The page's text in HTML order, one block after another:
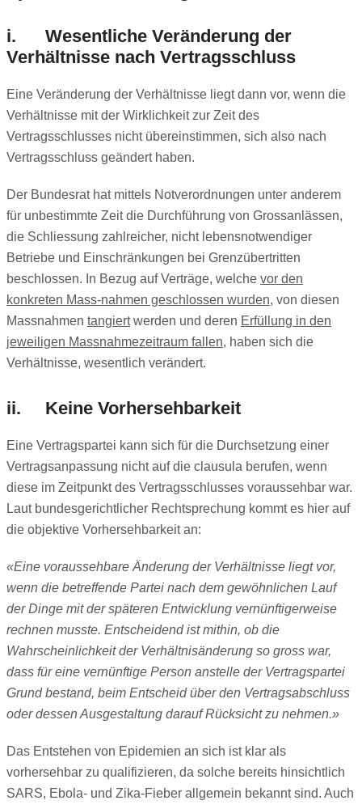
i. Wesentliche Veränderung der
Verhältnisse nach Vertragsschluss
Eine Veränderung der Verhältnisse liegt dann vor, wenn die
Verhältnisse mit der Wirklichkeit zur Zeit des
Vertragsschlusses nicht übereinstimmen, sich also nach
Vertragsschluss geändert haben.
Der Bundesrat hat mittels Notverordnungen unter anderem
für unbestimmte Zeit die Durchführung von Grossanlässen,
die Schliessung zahlreicher, nicht lebensnotwendiger
Betriebe und Einschränkungen bei Grenzübertritten
beschlossen. In Bezug auf Verträge, welche vor den
konkreten Mass-nahmen geschlossen wurden, von diesen
Massnahmen tangiertwerden und deren Erfüllung in den
jeweiligen Massnahmezeitraum fallen, haben sich die
Verhältnisse, wesentlich verändert.
ii. Keine Vorhersehbarkeit
Eine Vertragspartei kann sich für die Durchsetzung einer
Vertragsanpassung nicht auf die clausula berufen, wenn
diese im Zeitpunkt des Vertragsschlusses voraussehbar war.
Laut bundesgerichtlicher Rechtsprechung kommt es hier auf
die objektive Vorhersehbarkeit an:
«Eine voraussehbare Änderung der Verhältnisse liegt vor,
wenn die betreffende Partei nach dem gewöhnlichen Lauf
der Dinge mit der späteren Entwicklung vernünftigerweise
rechnen musste. Entscheidend ist mithin, ob die
Wahrscheinlichkeit der Verhältnisänderung so gross war,
dass für eine vernünftige Person anstelle der Vertragspartei
Grund bestand, beim Entscheid über den Vertragsabschluss
oder dessen Ausgestaltung darauf Rücksicht zu nehmen.»
Das Entstehen von Epidemien an sich ist klar als
vorhersehbar zu qualifizieren, da solche bereits hinsichtlich
SARS, Ebola- und Zika-Fieber allgemein bekannt sind. Auch